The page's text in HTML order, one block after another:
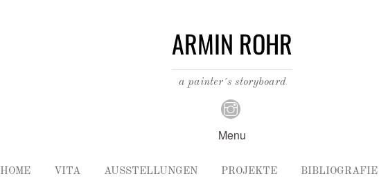
ARMIN ROHR
a painter´s storyboard
Menu
HOME VITA AUSSTELLUNGEN PROJEKTE BIBLIOGRAFIE